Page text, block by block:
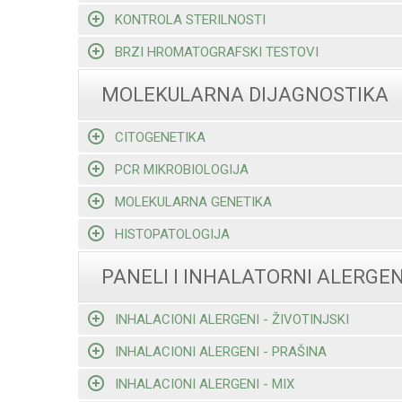
KONTROLA STERILNOSTI
BRZI HROMATOGRAFSKI TESTOVI
MOLEKULARNA DIJAGNOSTIKA
CITOGENETIKA
PCR MIKROBIOLOGIJA
MOLEKULARNA GENETIKA
HISTOPATOLOGIJA
PANELI I INHALATORNI
INHALACIONI ALERGENI - ŽIVOTINJSKI
INHALACIONI ALERGENI - PRAŠINA
INHALACIONI ALERGENI - MIX